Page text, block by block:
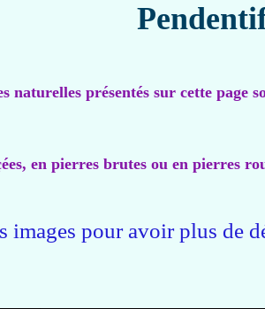
naturelles présentés sur cette page
en pierres brutes ou en pierres
images pour avoir plus de